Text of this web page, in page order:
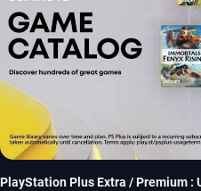
PlayStation Plus Extra / Premium :